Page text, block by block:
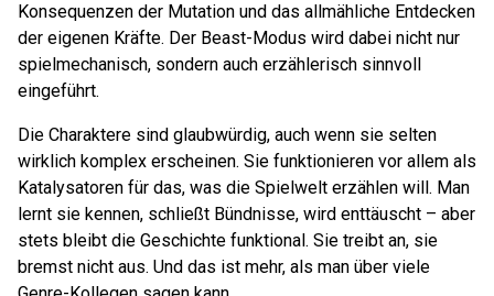
Konsequenzen der Mutation und das allmähliche Entdecken
der eigenen Kräfte. Der Beast-Modus wird dabei nicht nur
spielmechanisch, sondern auch erzählerisch sinnvoll
eingeführt.
Die Charaktere sind glaubwürdig, auch wenn sie selten
wirklich komplex erscheinen. Sie funktionieren vor allem als
Katalysatoren für das, was die Spielwelt erzählen will. Man
lernt sie kennen, schließt Bündnisse, wird enttäuscht – aber
stets bleibt die Geschichte funktional. Sie treibt an, sie
bremst nicht aus. Und das ist mehr, als man über viele